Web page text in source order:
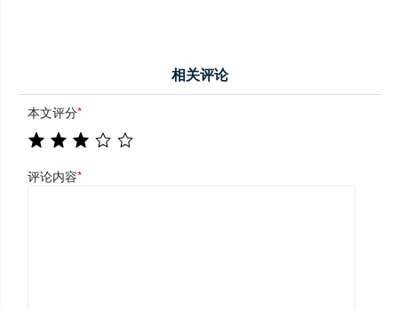
相关评论
本文评分*
评论内容*